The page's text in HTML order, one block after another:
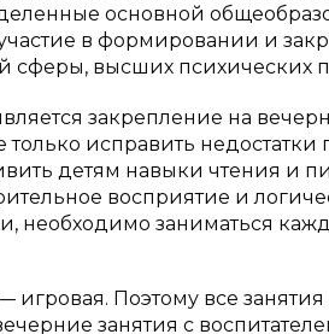
основной
в формировании и
сферы, высших психических
закрепление на
исправить
детям навыки чтения и
восприятие и
необходимо заниматься
игровая. Поэтому все
занятия с